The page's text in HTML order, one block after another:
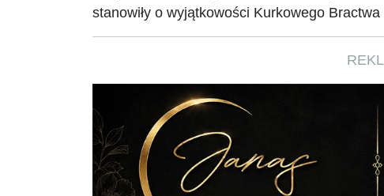
stanowiły o wyjątkowości Kurkowego